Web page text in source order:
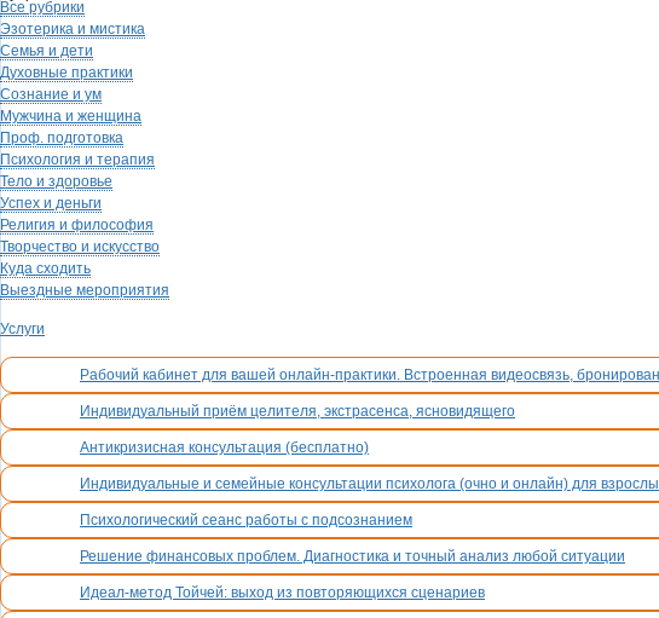
Все рубрики
Эзотерика и мистика
Семья и дети
Духовные практики
Сознание и ум
Мужчина и женщина
Проф. подготовка
Психология и терапия
Тело и здоровье
Успех и деньги
Религия и философия
Творчество и искусство
Куда сходить
Выездные мероприятия
Услуги
Рабочий кабинет для вашей онлайн-практики. Встроенная видеосвязь,
Индивидуальный приём целителя, экстрасенса, ясновидящего
Антикризисная консультация (бесплатно)
Индивидуальные и семейные консультации психолога (очно и онлайн) для
Психологический сеанс работы с подсознанием
Решение финансовых проблем. Диагностика и точный анализ любой ситуации
Идеал-метод Тойчей: выход из повторяющихся сценариев